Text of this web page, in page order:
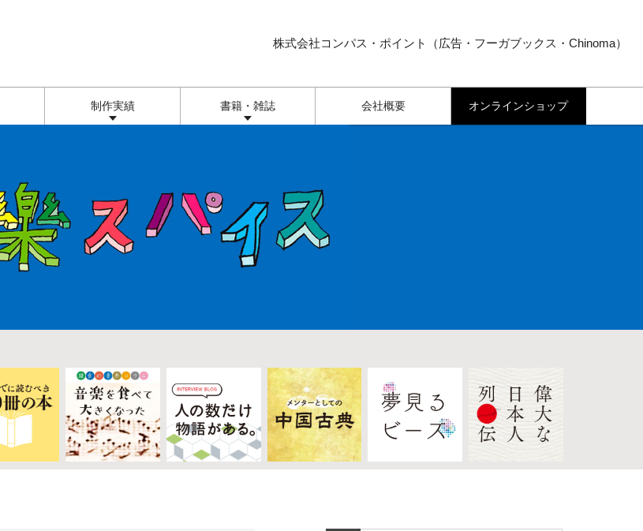
株式会社コンパス・ポイント（広告・フーガブックス・Chinoma）
制作実績 書籍・雑誌 会社概要 オンラインショップ